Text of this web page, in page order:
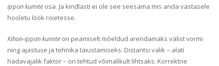
ippon kumite osa. Ja kindlasti ei ole see seesama mis anda vastasele
hooletu löök roietesse.
Kihon-ippon kumite on peamiselt mõeldud arendamaks välist vormi
ning ajastuse ja tehnika täiustamiseks. Distantsi valik – alati
hädavajalik faktor – on tehtud võimalikult lihtsaks. Korrektne